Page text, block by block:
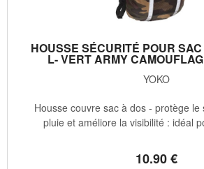
HOUSSE SÉCURITÉ POUR
L- VERT ARMY
YOKO
10.90€
Housse couvre sac à dos - protège le
pluie et améliore la visibilité : idéal